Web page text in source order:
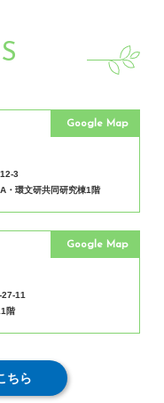
3
・環文研共同研究棟1階
Google Map
11
階
Google Map
ちら